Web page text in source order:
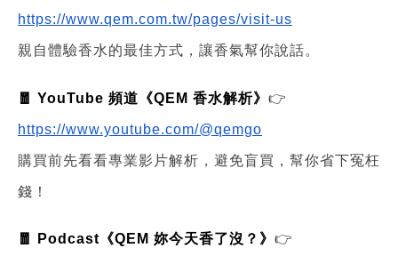
https://www.qem.com.tw/pages/visit-us
親自體驗香水的最佳方式，讓香氣幫你說話。
🧧 YouTube 頻道《QEM 香水解析》 👉
https://www.youtube.com/@qemgo
購買前先看看專業影片解析，避免盲買，幫你省下冤枉
錢！
🧧 Podcast《QEM 妳今天香了沒？》 👉